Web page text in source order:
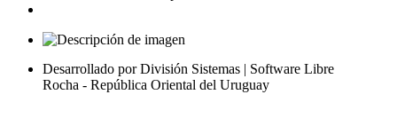
Desarrollado por División Sistemas | Software Libre
Rocha - República Oriental del Uruguay